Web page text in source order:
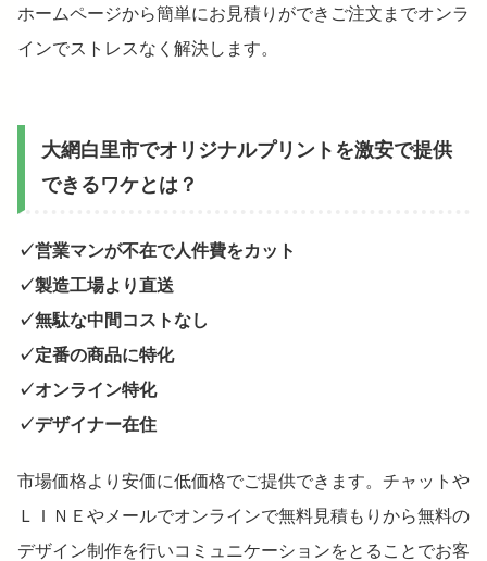
ホームページから簡単にお見積りができご注文までオンラ
インでストレスなく解決します。
大網白里市でオリジナルプリントを激安で提供
できるワケとは？
✓営業マンが不在で人件費をカット
✓製造工場より直送
✓無駄な中間コストなし
✓定番の商品に特化
✓オンライン特化
✓デザイナー在住
市場価格より安価に低価格でご提供できます。チャットや
ＬＩＮＥやメールでオンラインで無料見積もりから無料の
デザイン制作を行いコミュニケーションをとることでお客